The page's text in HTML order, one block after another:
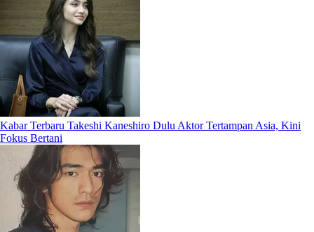
Kabar Terbaru Takeshi Kaneshiro Dulu Aktor Tertampan Asia, Kini
Fokus Bertani